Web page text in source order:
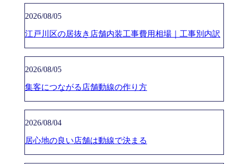
2026/08/05
江戸川区の居抜き店舗内装工事費用相場｜工事別内訳
2026/08/05
集客につながる店舗動線の作り方
2026/08/04
居心地の良い店舗は動線で決まる